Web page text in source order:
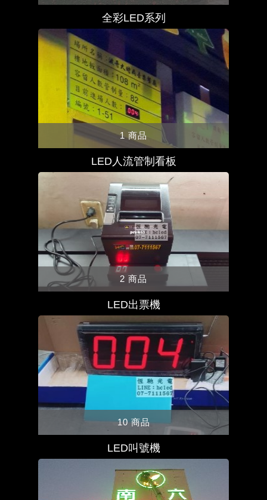
全彩LED系列
1 商品
LED人流管制看板
2 商品
LED出票機
10 商品
LED叫號機